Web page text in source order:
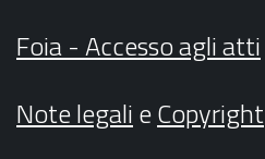
Foia - Accesso agli atti
Note legalieCopyright